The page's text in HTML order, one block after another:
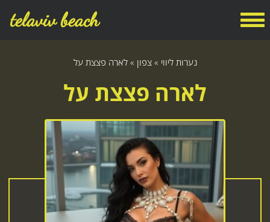
telaviv beach
נערות ליווי »צפון »לארה פצצת על
לארה פצצת על